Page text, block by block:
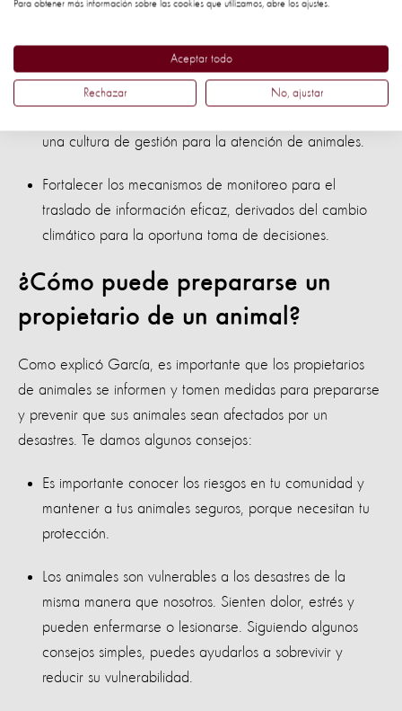
desastre, por ejemplo:
Fortalecer la preparación intersectorial en materia de
atención de animales en emergencias.
una cultura de gestión para la atención de animales.
Fortalecer los mecanismos de monitoreo para el
traslado de información eficaz, derivados del cambio
climático para la oportuna toma de decisiones.
¿Cómo puede prepararse un
propietario de un animal?
Como explicó García, es importante que los propietarios
de animales se informen y tomen medidas para prepararse
y prevenir que sus animales sean afectados por un
desastres. Te damos algunos consejos:
Es importante conocer los riesgos en tu comunidad y
mantener a tus animales seguros, porque necesitan tu
protección.
Los animales son vulnerables a los desastres de la
misma manera que nosotros. Sienten dolor, estrés y
pueden enfermarse o lesionarse. Siguiendo algunos
consejos simples, puedes ayudarlos a sobrevivir y
reducir su vulnerabilidad.
Para obtener más información sobre las cookies que utilizamos, abre los ajustes.
Aceptar todo
Rechazar No, ajustar